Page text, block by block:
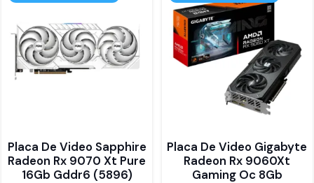
Placa De Video Sapphire
Radeon Rx 9070 Xt Pure
16Gb Gddr6 (5896)
Placa De Video Gigabyte
Radeon Rx 9060Xt
Gaming Oc 8Gb